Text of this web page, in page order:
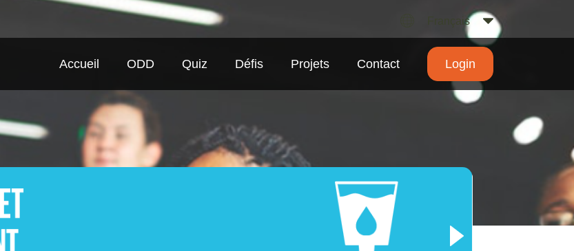
Français
Accueil ODD Quiz Défis Projets Contact Login